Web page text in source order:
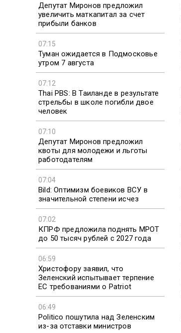
Депутат Миронов предложил
увеличить маткапитал за счет
прибыли банков
07:15
Туман ожидается в Подмосковье
утром 7 августа
07:12
Thai PBS: В Таиланде в результате
стрельбы в школе погибли двое
человек
07:10
Депутат Миронов предложил
квоты для молодежи и льготы
работодателям
07:04
Bild: Оптимизм боевиков ВСУ в
значительной степени исчез
07:02
КПРФ предложила поднять МРОТ
до 50 тысяч рублей с 2027 года
06:59
Христофору заявил, что
Зеленский испытывает терпение
ЕС требованиями о Patriot
06:49
Politico пошутила над Зеленским
из-за отставки министров